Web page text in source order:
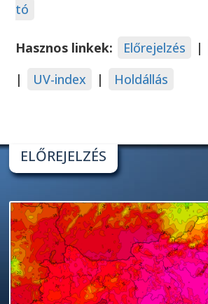
tó
Hasznos linkek: Előrejelzés |
|
UV-index | Holdállás
ELŐREJELZÉS